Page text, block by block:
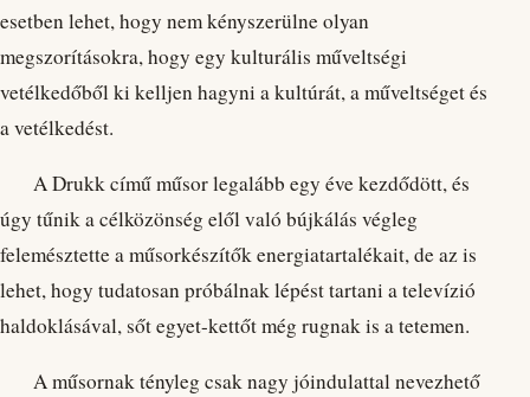
esetben lehet, hogy nem kényszerülne olyan
megszorításokra, hogy egy kulturális műveltségi
vetélkedőből ki kelljen hagyni a kultúrát, a műveltséget és
a vetélkedést.
A Drukk című műsor legalább egy éve kezdődött, és
úgy tűnik a célközönség elől való bújkálás végleg
felemésztette a műsorkészítők energiatartalékait, de az is
lehet, hogy tudatosan próbálnak lépést tartani a televízió
haldoklásával, sőt egyet-kettőt még rugnak is a tetemen.
A műsornak tényleg csak nagy jóindulattal nevezhető